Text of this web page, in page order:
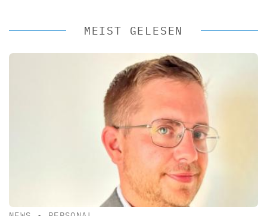
MEIST GELESEN